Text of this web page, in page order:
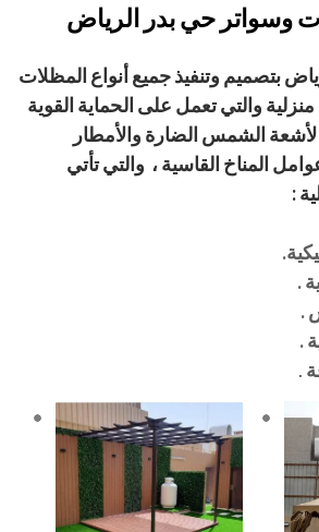
وسواتر حي بدر الرياض
بتصميم وتنفيذ جميع أنواع المظلات
والتي تعمل على الحماية القوية
الشمس الضارة والأمطار
المناخ القاسية ، والتي تأتي
:
.
.
.
.